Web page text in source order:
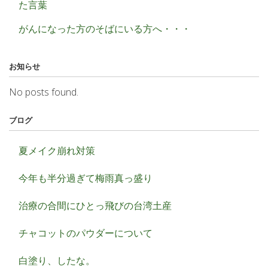
た言葉
がんになった方のそばにいる方へ・・・
お知らせ
No posts found.
ブログ
夏メイク崩れ対策
今年も半分過ぎて梅雨真っ盛り
治療の合間にひとっ飛びの台湾土産
チャコットのパウダーについて
白塗り、したな。